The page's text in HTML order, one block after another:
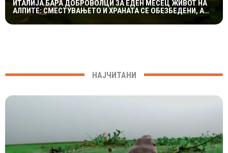
ИТАЛИЈА БАРА ДОБРОВОЛЦИ ЗА ЕДЕН МЕСЕЦ ЖИВОТ НА
АЛПИТЕ: СМЕСТУВАЊЕТО И ХРАНАТА СЕ ОБЕЗБЕДЕНИ, А
СЛЕДУВА И НАДОМЕСТ ОД 400 ЕВРА
НАЈЧИТАНИ